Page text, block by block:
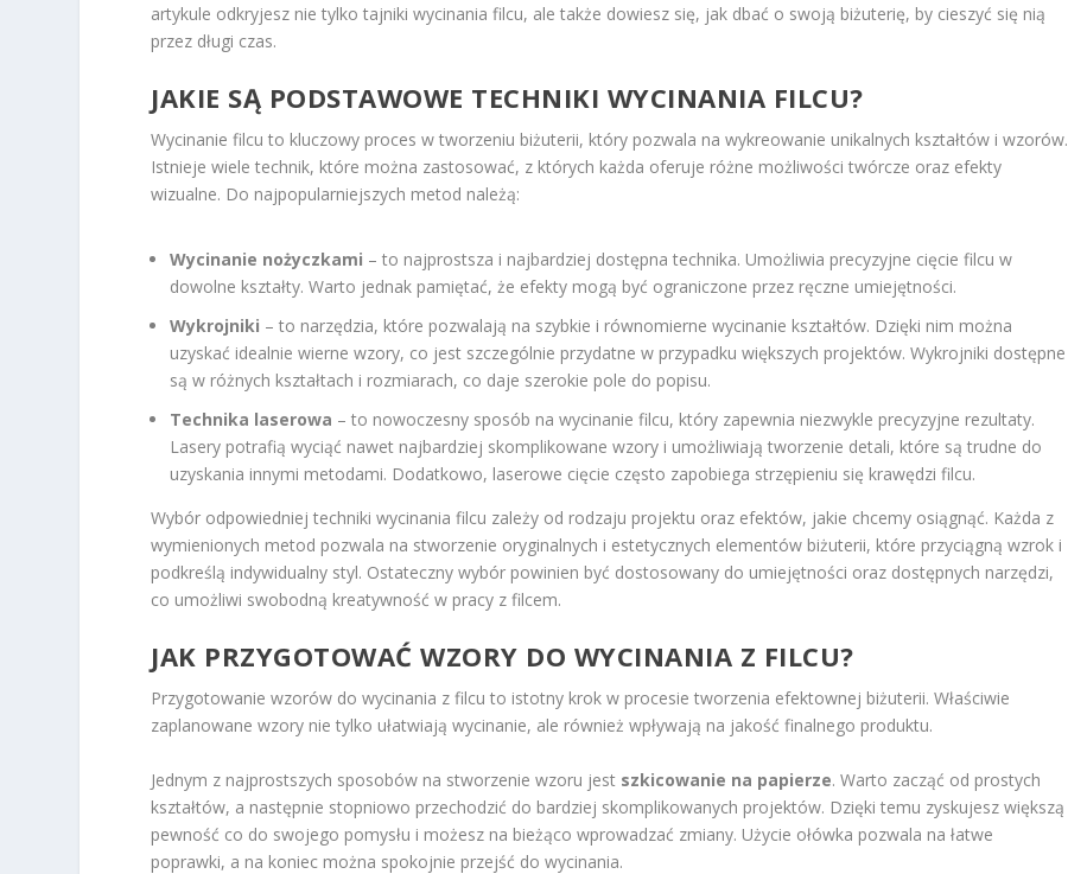
artykule odkryjesz nie tylko tajniki wycinania filcu, ale także dowiesz się, jak dbać o swoją biżuterię, by cieszyć się nią
przez długi czas.
JAKIE SĄ PODSTAWOWE TECHNIKI WYCINANIA FILCU?
Wycinanie filcu to kluczowy proces w tworzeniu biżuterii, który pozwala na wykreowanie unikalnych kształtów i wzorów.
Istnieje wiele technik, które można zastosować, z których każda oferuje różne możliwości twórcze oraz efekty
wizualne. Do najpopularniejszych metod należą:
Wycinanie nożyczkami – to najprostsza i najbardziej dostępna technika. Umożliwia precyzyjne cięcie filcu w
dowolne kształty. Warto jednak pamiętać, że efekty mogą być ograniczone przez ręczne umiejętności.
Wykrojniki – to narzędzia, które pozwalają na szybkie i równomierne wycinanie kształtów. Dzięki nim można
uzyskać idealnie wierne wzory, co jest szczególnie przydatne w przypadku większych projektów. Wykrojniki dostępne
są w różnych kształtach i rozmiarach, co daje szerokie pole do popisu.
Technika laserowa – to nowoczesny sposób na wycinanie filcu, który zapewnia niezwykle precyzyjne rezultaty.
Lasery potrafią wyciąć nawet najbardziej skomplikowane wzory i umożliwiają tworzenie detali, które są trudne do
uzyskania innymi metodami. Dodatkowo, laserowe cięcie często zapobiega strzępieniu się krawędzi filcu.
Wybór odpowiedniej techniki wycinania filcu zależy od rodzaju projektu oraz efektów, jakie chcemy osiągnąć. Każda z
wymienionych metod pozwala na stworzenie oryginalnych i estetycznych elementów biżuterii, które przyciągną wzrok i
podkreślą indywidualny styl. Ostateczny wybór powinien być dostosowany do umiejętności oraz dostępnych narzędzi,
co umożliwi swobodną kreatywność w pracy z filcem.
JAK PRZYGOTOWAĆ WZORY DO WYCINANIA Z FILCU?
Przygotowanie wzorów do wycinania z filcu to istotny krok w procesie tworzenia efektownej biżuterii. Właściwie
zaplanowane wzory nie tylko ułatwiają wycinanie, ale również wpływają na jakość finalnego produktu.
Jednym z najprostszych sposobów na stworzenie wzoru jest szkicowanie na papierze. Warto zacząć od prostych
kształtów, a następnie stopniowo przechodzić do bardziej skomplikowanych projektów. Dzięki temu zyskujesz większą
pewność co do swojego pomysłu i możesz na bieżąco wprowadzać zmiany. Użycie ołówka pozwala na łatwe
poprawki, a na koniec można spokojnie przejść do wycinania.